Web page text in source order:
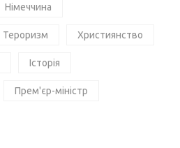
Німеччина
Тероризм Християнство
Історія
Прем'єр-міністр